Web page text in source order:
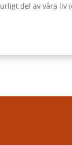
del av våra